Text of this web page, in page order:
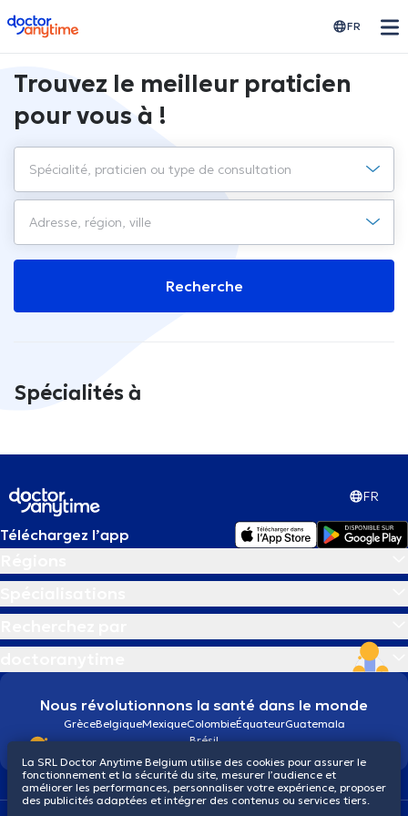
doctoranytime FR
Trouvez le meilleur praticien
pour vous à !
Recherche
Spécialités à
FR
Téléchargez l’app
Nous révolutionnons la santé dans le monde
GrèceBelgiqueMexiqueColombieÉquateurGuatemala
Brésil
La SRL Doctor Anytime Belgium utilise des cookies pour assurer le
fonctionnement et la sécurité du site, mesurer l’audience et
améliorer les performances, personnaliser votre expérience, proposer
des publicités adaptées et intégrer des contenus ou services tiers.